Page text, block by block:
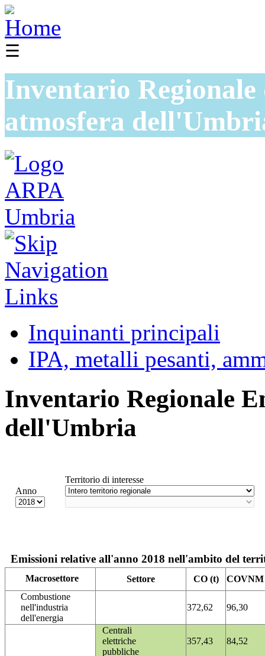
☰
Inventario
atmosfera
Inquinanti principali
IPA, metalli pesanti,
Inventario Regionale
dell'Umbria
Anno
Territorio di interesse
Emissioni relative all'anno 2018 nell'ambito del
Macrosettore Settore CO (t)
COVNM
Combustione
nell'industria
dell'energia
372,62 96,30
Centrali
elettriche
pubbliche
357,43 84,52